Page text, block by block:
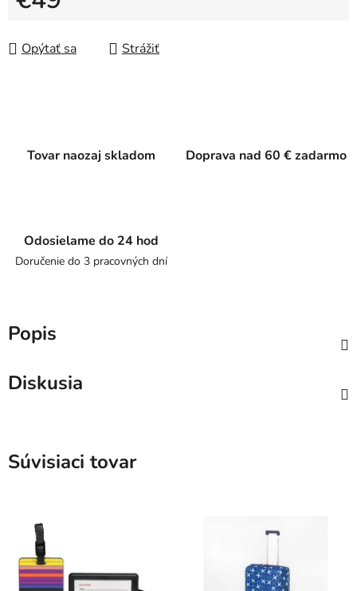
Opýtať sa
Strážiť
Tovar naozaj skladom Doprava nad 60 € zadarmo
Odosielame do 24 hod
Doručenie do 3 pracovných dní
Popis
Diskusia
Súvisiaci tovar